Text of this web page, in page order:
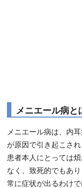
メニエール病と
メニエール病は、内
が原因で引き起こさ
患者本人にとっては
なく、致死的でもあ
常に症状が出るわけで